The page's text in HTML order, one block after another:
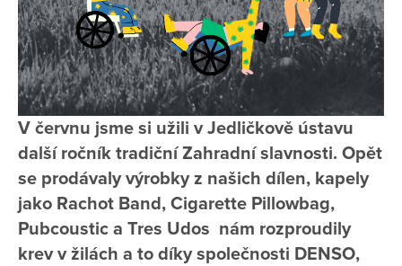
V červnu jsme si užili v Jedličkově ústavu
další ročník tradiční Zahradní slavnosti. Opět
se prodávaly výrobky z našich dílen, kapely
jako Rachot Band, Cigarette Pillowbag,
Pubcoustic a Tres Udos nám rozproudily
krev v žilách a to díky společnosti DENSO,